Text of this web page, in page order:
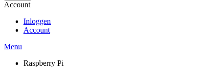
Account
Inloggen
Account
Menu
Raspberry Pi